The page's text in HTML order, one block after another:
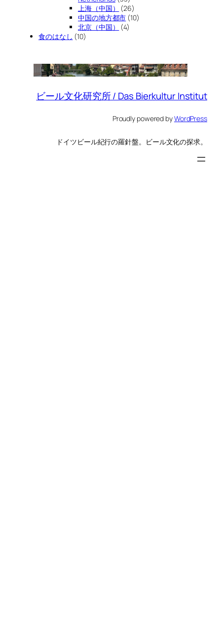
上海（中国）
(26)
中国の地方都市 (10)
北京（中国）
(4)
食のはなし (10)
ビール文化研究所 / Das Bierkultur Institut
Proudly powered byWordPress
ドイツビール紀行の羅針盤。ビール文化の探求。